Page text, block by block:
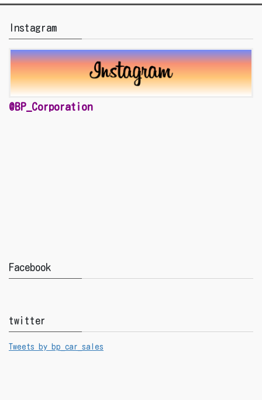
Instagram
@BP_Corporation
Facebook
twitter
Tweets by bp_car_sales